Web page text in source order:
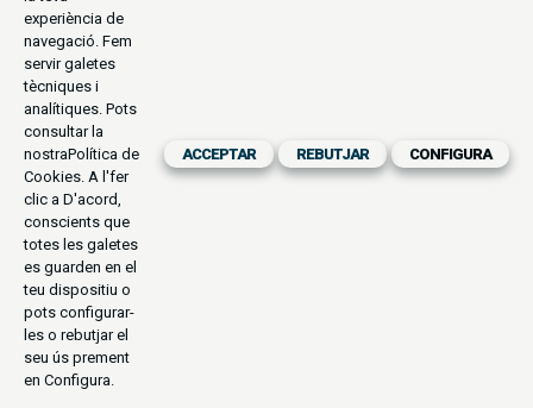
experiència de
navegació. Fem
servir galetes
tècniques i
analítiques. Pots
consultar la
nostraPolítica de
Cookies. A l'fer
clic a D'acord,
conscients que
totes les galetes
es guarden en el
teu dispositiu o
pots configurar-
les o rebutjar el
seu ús prement
en Configura.
ACCEPTAR REBUTJAR CONFIGURA